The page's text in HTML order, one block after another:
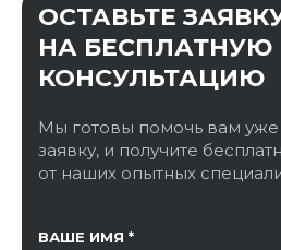
ОСТАВЬТЕ
НА БЕСПЛАТНУЮ
КОНСУЛЬТАЦИЮ
Мы готовы помочь вам уже
заявку, и получите
от наших опытных
ВАШЕ ИМЯ
ССЫЛКА НА СТРАНИЦУ